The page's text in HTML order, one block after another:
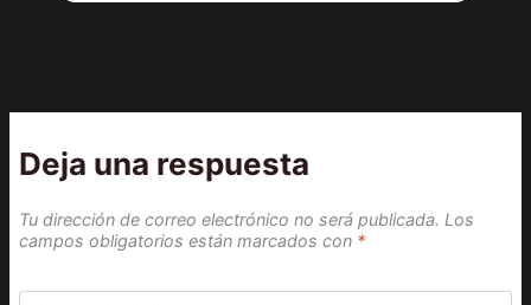
Deja una respuesta
Tu dirección de correo electrónico no será publicada. Los
campos obligatorios están marcados con *